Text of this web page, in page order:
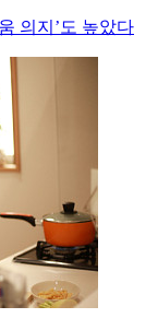
의지’도 높았다